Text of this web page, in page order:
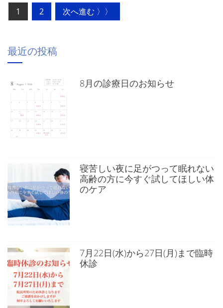
投
稿
ペ
ジ
送
り
1 2 次へ進む 〉〉
最近の投稿
8月の診療日のお知らせ
寝苦しい夜に足がつって眠れない
高齢の方に今すぐ試してほしい体
のケア
7月22日(水)から27日(月)まで臨時
休診